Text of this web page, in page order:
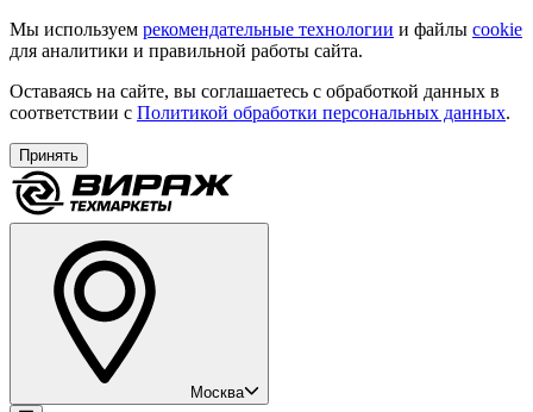
Мы используем рекомендательные технологии и файлы cookie
для аналитики и правильной работы сайта.
Оставаясь на сайте, вы соглашаетесь с обработкой данных в
соответствии с Политикой обработки персональных данных.
Принять
Москва